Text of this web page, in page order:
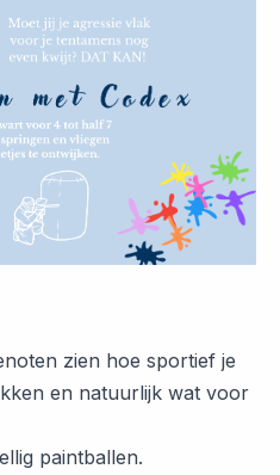
zien hoe sportief je
en natuurlijk wat voor
paintballen.